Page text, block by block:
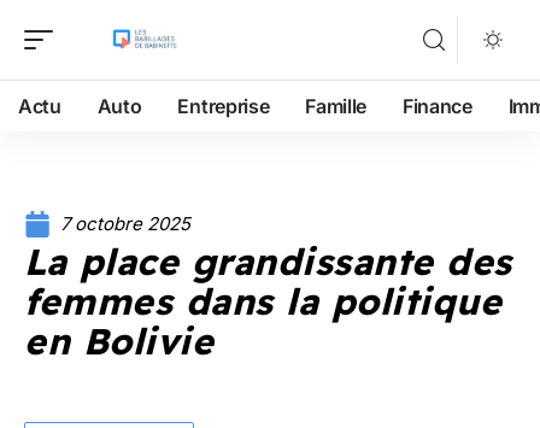
Actu Auto Entreprise Famille Finance
7 octobre 2025
La place grandissante des
femmes dans la politique
en Bolivie